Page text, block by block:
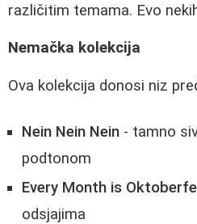
različitim temama. Evo
Nemačka kolekcija
Ova kolekcija donosi niz
Nein Nein Nein - tamno
podtonom
Every Month is
odsjajima